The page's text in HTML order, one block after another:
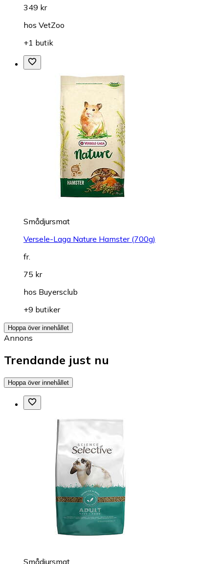
349 kr
hos VetZoo
+1 butik
Smådjursmat
Versele-Laga Nature Hamster (700g)
fr.
75 kr
hos Buyersclub
+9 butiker
Hoppa över innehållet
Annons
Trendande just nu
Hoppa över innehållet
Smådjursmat